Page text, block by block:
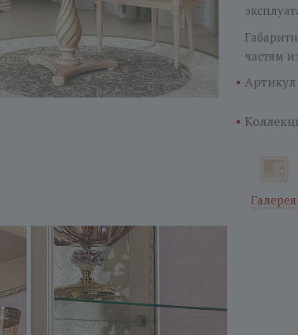
частям
Артикул
Галерея